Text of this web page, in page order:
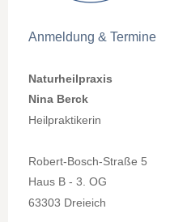
Anmeldung & Termine
Naturheilpraxis
Nina Berck
Heilpraktikerin
Robert-Bosch-Straße 5
Haus B - 3. OG
63303 Dreieich